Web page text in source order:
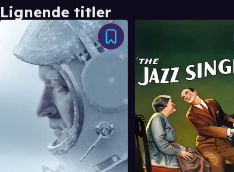
Lignende titler